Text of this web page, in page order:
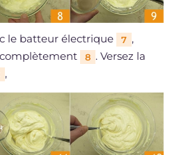
le batteur électrique 7 ,
8 . Versez la
,